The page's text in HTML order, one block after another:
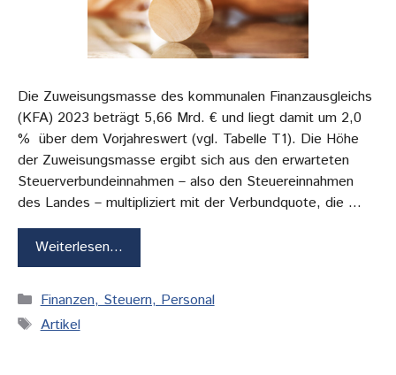
Die Zuweisungsmasse des kommunalen Finanzausgleichs
(KFA) 2023 beträgt 5,66 Mrd. € und liegt damit um 2,0
% über dem Vorjahreswert (vgl. Tabelle T1). Die Höhe
der Zuweisungsmasse ergibt sich aus den erwarteten
Steuerverbundeinnahmen – also den Steuereinnahmen
des Landes – multipliziert mit der Verbundquote, die …
Weiterlesen…
Kategorien
Finanzen, Steuern, Personal
Schlagwörter
Artikel